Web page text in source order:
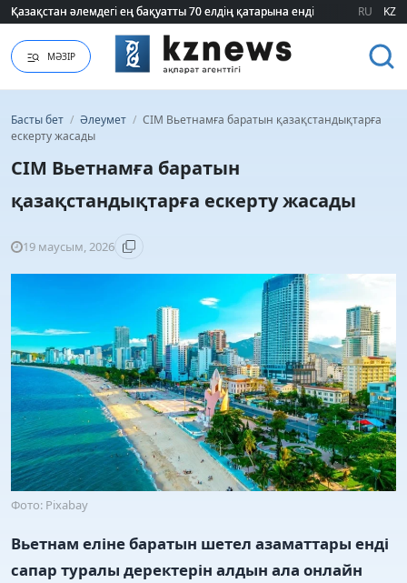
Қазақстан әлемдегі ең бақуатты 70 елдің қатарына енді
Қазақстан әлемдегі ең бақуатты 70 елдің қатарына енді RU KZ
МӘЗІР
Басты бет / Әлеумет / СІМ Вьетнамға баратын қазақстандықтарға
ескерту жасады
СІМ Вьетнамға баратын
қазақстандықтарға ескерту жасады
19 маусым, 2026
Фото: Pixabay
Вьетнам еліне баратын шетел азаматтары енді
сапар туралы деректерін алдын ала онлайн